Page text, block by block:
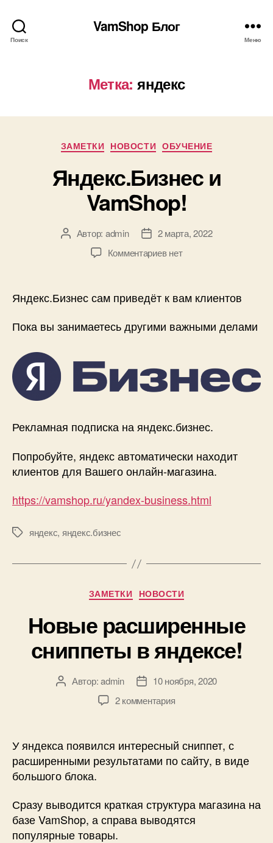
Поиск
VamShop Блог
Меню
Метка: яндекс
Рубрики
ЗАМЕТКИ НОВОСТИ ОБУЧЕНИЕ
Яндекс.Бизнес и
VamShop!
Автор
записи
Автор: admin
Дата2 марта, 2022
Комментариевк
VamShop!
нет
Яндекс.Бизнес сам приведёт к вам клиентов
Пока вы занимаетесь другими важными делами
Рекламная подписка на яндекс.бизнес.
Попробуйте, яндекс автоматически находит
клиентов для Вашего онлайн-магазина.
https://vamshop.ru/yandex-business.html
Меткияндекс, яндекс.бизнес
Рубрики
ЗАМЕТКИ НОВОСТИ
Новые расширенные
сниппеты в яндексе!
АвторАвтор:admin
Дата10 ноября, 2020
2 комментарияк
расширенные
сниппеты
в
У яндекса появился интересный сниппет, с
расширенными результатами по сайту, в виде
большого блока.
Сразу выводится краткая структура магазина на
базе VamShop, а справа выводятся
популярные товары.